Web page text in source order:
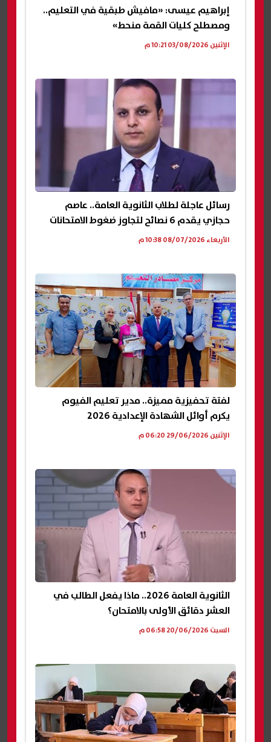
إبراهيم عيسى: «مافيش طبقية في التعليم..
ومصطلح كليات القمة منحط»
الإثنين 03/08/2026 10:21 م
رسائل عاجلة لطلاب الثانوية العامة.. عاصم
حجازي يقدم 6 نصائح لتجاوز ضغوط الامتحانات
الأربعاء 08/07/2026 10:38 م
لفتة تحفيزية مميزة.. مدير تعليم الفيوم
يكرم أوائل الشهادة الإعدادية 2026
الإثنين 29/06/2026 06:20 م
الثانوية العامة 2026.. ماذا يفعل الطالب في
العشر دقائق الأولى بالامتحان؟
السبت 20/06/2026 06:58 م